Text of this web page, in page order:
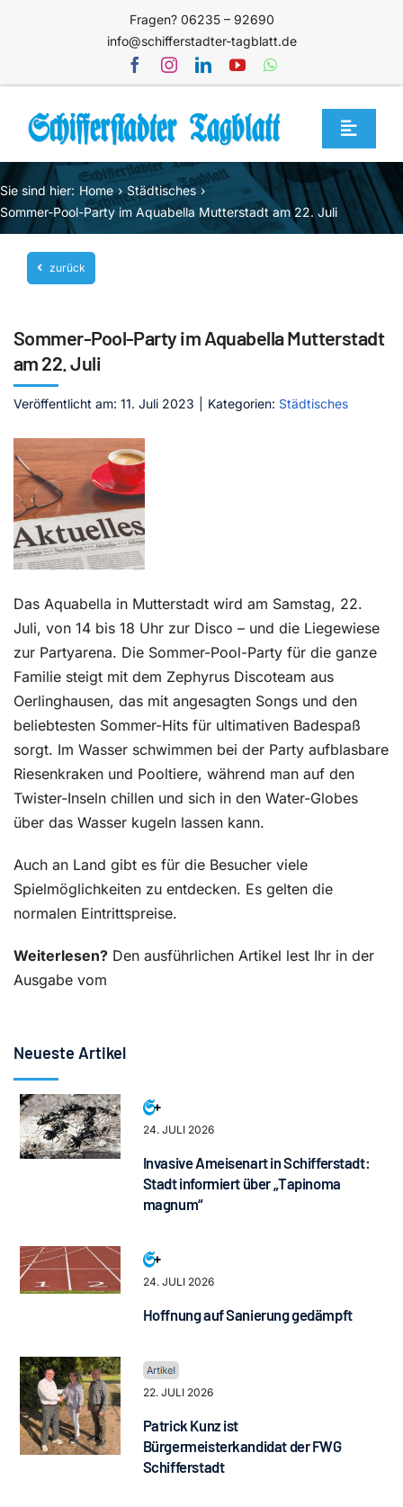
Fragen? 06235 – 92690
info@schifferstadter-tagblatt.de
Toggle
Home
Themen
Blog
Unternehmen
Mediathek
Jetzt abonnieren
Sie sind hier: Home
Städtisches
Sommer-Pool-Party im Aquabella Mutterstadt am 22. Juli
zurück
Sommer-Pool-Party im Aquabella Mutterstadt
am 22. Juli
Veröffentlicht am: 11. Juli 2023 Kategorien: Städtisches
Das Aquabella in Mutterstadt wird am Samstag, 22.
Juli, von 14 bis 18 Uhr zur Disco – und die Liegewiese
zur Partyarena. Die Sommer-Pool-Party für die ganze
Familie steigt mit dem Zephyrus Discoteam aus
Oerlinghausen, das mit angesagten Songs und den
beliebtesten Sommer-Hits für ultimativen Badespaß
sorgt. Im Wasser schwimmen bei der Party aufblasbare
Riesenkraken und Pooltiere, während man auf den
Twister-Inseln chillen und sich in den Water-Globes
über das Wasser kugeln lassen kann.
Auch an Land gibt es für die Besucher viele
Spielmöglichkeiten zu entdecken. Es gelten die
normalen Eintrittspreise.
Weiterlesen? Den ausführlichen Artikel lest Ihr in der
Ausgabe vom
Neueste Artikel
24. JULI 2026
Invasive Ameisenart in Schifferstadt:
Stadt informiert über „Tapinoma
magnum“
24. JULI 2026
Hoffnung auf Sanierung gedämpft
22. JULI 2026
Patrick Kunz ist
Bürgermeisterkandidat der FWG
Schifferstadt